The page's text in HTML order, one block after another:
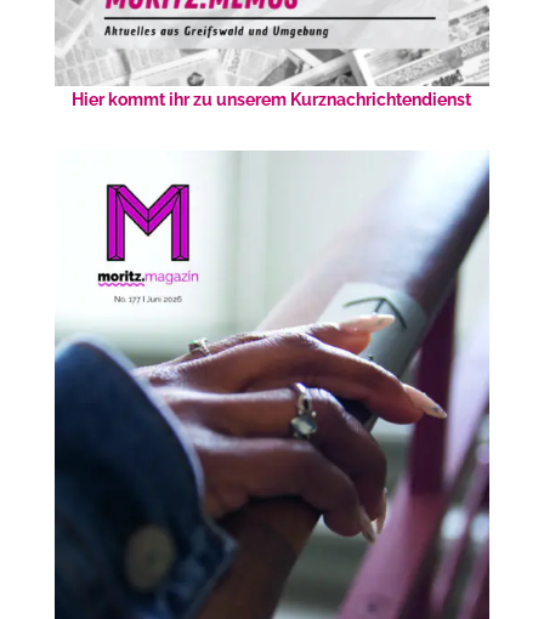
Hier kommt ihr zu unserem Kurznachrichtendienst